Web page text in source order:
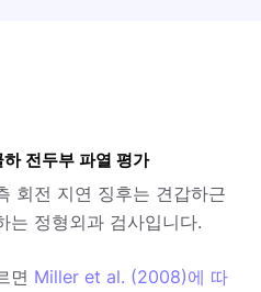
전두부 파열 평가
회전 지연 징후는 견갑하근
는 정형외과 검사입니다.
면 Miller et al. (2008)에 따